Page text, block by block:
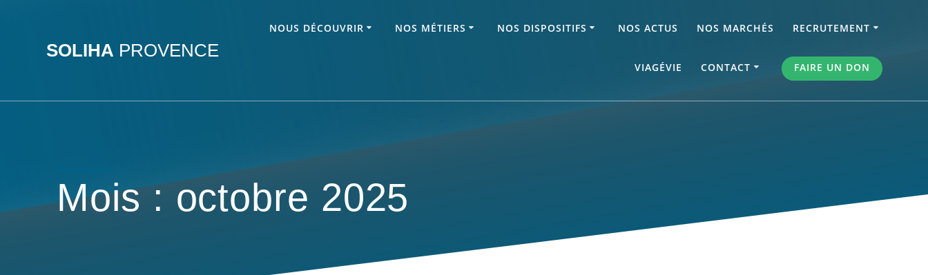
SOLIHA PROVENCE
NOUS DÉCOUVRIR NOS MÉTIERS NOS DISPOSITIFS NOS ACTUS NOS MARCHÉS RECRUTEMENT
VIAGÉVIE CONTACT FAIRE UN DON
Mois : octobre 2025